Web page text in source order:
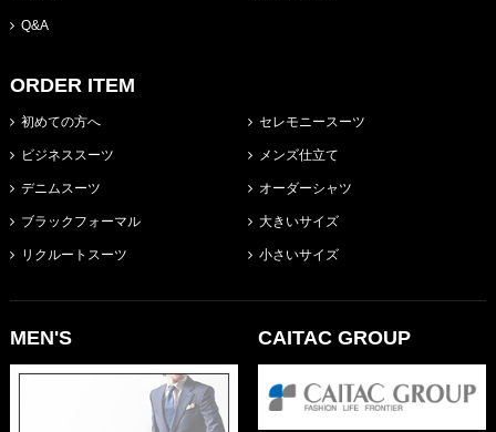
Q&A
ORDER ITEM
初めての方へ
ビジネススーツ
デニムスーツ
ブラックフォーマル
リクルートスーツ
セレモニースーツ
メンズ仕立て
オーダーシャツ
大きいサイズ
小さいサイズ
MEN'S CAITAC GROUP